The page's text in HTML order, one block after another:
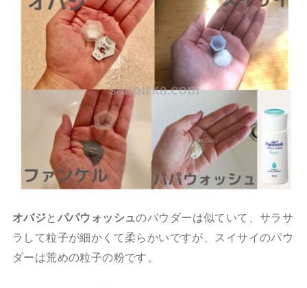
オバジと パパウォッシュのパウダーは似ていて、サラサ
ラして粒子が細かくて柔らかいですが、スイサイのパウ
ダーは荒めの粒子の粉です。